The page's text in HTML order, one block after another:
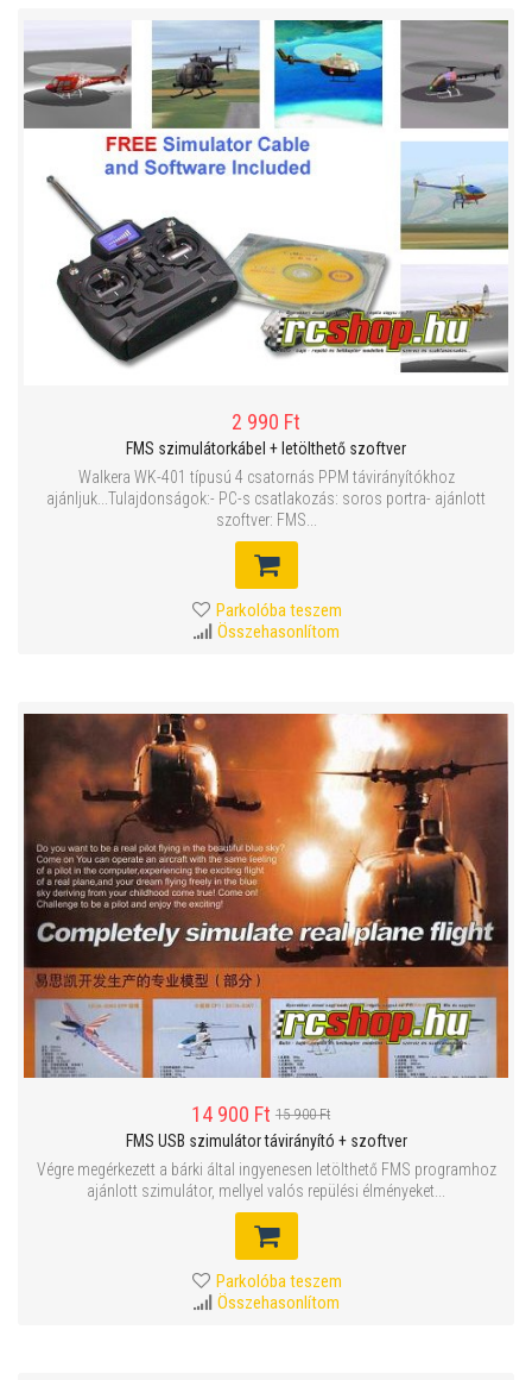
2 990 Ft
FMS szimulátorkábel + letölthető szoftver
Walkera WK-401 típusú 4 csatornás PPM távirányítókhoz
ajánljuk...Tulajdonságok:- PC-s csatlakozás: soros portra- ajánlott
szoftver: FMS...
Parkolóba teszem
Összehasonlítom
14 900 Ft 15 900 Ft
FMS USB szimulátor távirányító + szoftver
Végre megérkezett a bárki által ingyenesen letölthető FMS programhoz
ajánlott szimulátor, mellyel valós repülési élményeket...
Parkolóba teszem
Összehasonlítom